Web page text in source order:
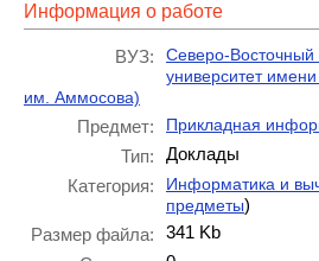
Информация о работе
ВУЗ:
Северо-
университет
им. Аммосова)
Предмет: Прикладная
Тип:
Доклады
Категория:
Информатика и
предметы)
Размер файла:
341 Kb